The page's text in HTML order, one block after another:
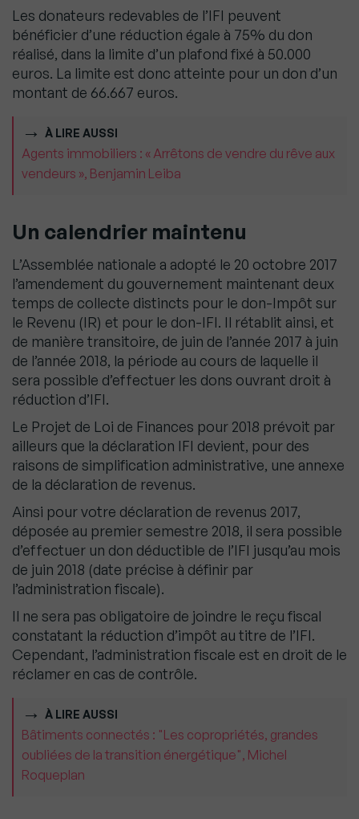
Les donateurs redevables de l’IFI peuvent
bénéficier d’une réduction égale à 75% du don
réalisé, dans la limite d’un plafond fixé à 50.000
euros. La limite est donc atteinte pour un don d’un
montant de 66.667 euros.
À LIRE AUSSI
Agents immobiliers : « Arrêtons de vendre du rêve aux
vendeurs », Benjamin Leiba
Un calendrier maintenu
L’Assemblée nationale a adopté le 20 octobre 2017
l’amendement du gouvernement maintenant deux
temps de collecte distincts pour le don-Impôt sur
le Revenu (IR) et pour le don-IFI. Il rétablit ainsi, et
de manière transitoire, de juin de l’année 2017 à juin
de l’année 2018, la période au cours de laquelle il
sera possible d’effectuer les dons ouvrant droit à
réduction d’IFI.
Le Projet de Loi de Finances pour 2018 prévoit par
ailleurs que la déclaration IFI devient, pour des
raisons de simplification administrative, une annexe
de la déclaration de revenus.
Ainsi pour votre déclaration de revenus 2017,
déposée au premier semestre 2018, il sera possible
d’effectuer un don déductible de l’IFI jusqu’au mois
de juin 2018 (date précise à définir par
l’administration fiscale).
Il ne sera pas obligatoire de joindre le reçu fiscal
constatant la réduction d’impôt au titre de l’IFI.
Cependant, l’administration fiscale est en droit de le
réclamer en cas de contrôle.
À LIRE AUSSI
Bâtiments connectés : "Les copropriétés, grandes
oubliées de la transition énergétique", Michel
Roqueplan